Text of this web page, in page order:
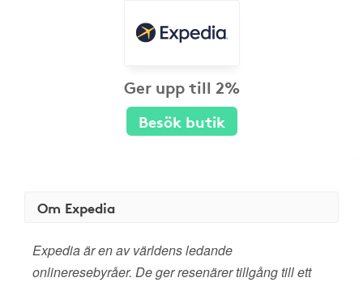
Ger upp till 2%
Besök butik
Om Expedia
Expedia är en av världens ledande
onlineresebyråer. De ger resenärer tillgång till ett